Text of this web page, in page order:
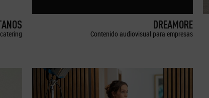
DREAMORE
Contenido audiovisual para empresas